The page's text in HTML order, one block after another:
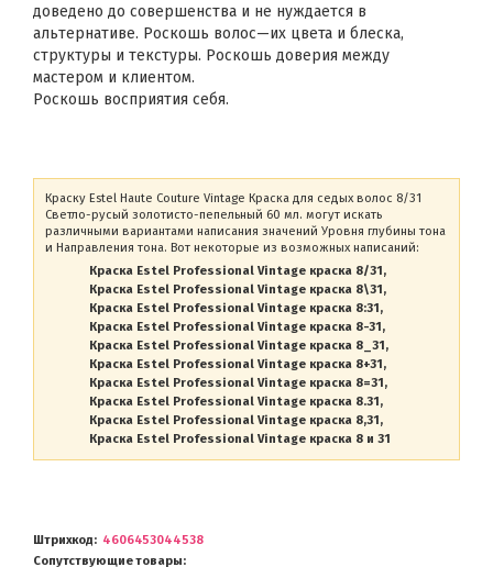
доведено до совершенства и не нуждается в
альтернативе. Роскошь волос—их цвета и блеска,
структуры и текстуры. Роскошь доверия между
мастером и клиентом.
Роскошь восприятия себя.
Краску Estel Haute Couture Vintage Краска для седых волос 8/31
Светло-русый золотисто-пепельный 60 мл. могут искать
различными вариантами написания значений Уровня глубины тона
и Направления тона. Вот некоторые из возможных написаний:
Краска Estel Professional Vintage краска 8/31
Краска Estel Professional Vintage краска 8\31
Краска Estel Professional Vintage краска 8:31
Краска Estel Professional Vintage краска 8-31
Краска Estel Professional Vintage краска 8_31
Краска Estel Professional Vintage краска 8+31
Краска Estel Professional Vintage краска 8=31
Краска Estel Professional Vintage краска 8.31
Краска Estel Professional Vintage краска 8,31
Краска Estel Professional Vintage краска 8 и 31
Штрихкод
4606453044538
Сопутствующие товары